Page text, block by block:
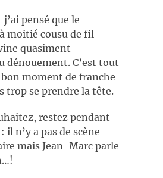
pensé que le
moitié cousu de fil
quasiment
dénouement. C’est tout
moment de franche
trop se prendre la tête.
restez pendant
il n’y a pas de scène
mais Jean-Marc parle